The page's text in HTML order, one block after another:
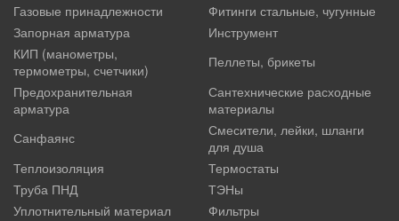
Газовые принадлежности
Фитинги стальные, чугунные
Запорная арматура
Инструмент
КИП (манометры,
термометры, счетчики)
Пеллеты, брикеты
Предохранительная
арматура
Сантехнические расходные
материалы
Санфаянс
Смесители, лейки, шланги
для душа
Теплоизоляция
Термостаты
Труба ПНД
ТЭНы
Уплотнительный материал
Фильтры